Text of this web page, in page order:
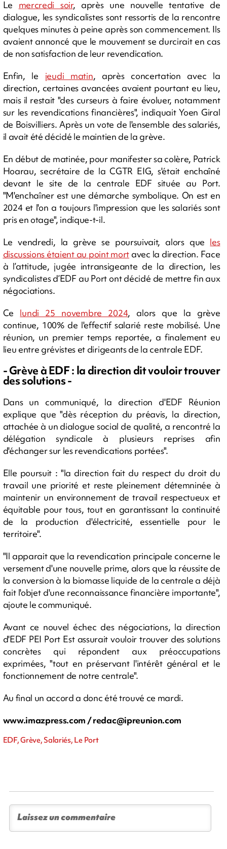
Le mercredi soir, après une nouvelle tentative de
dialogue, les syndicalistes sont ressortis de la rencontre
quelques minutes à peine après son commencement. Ils
avaient annoncé que le mouvement se durcirait en cas
de non satisfaction de leur revendication.
Enfin, le jeudi matin, après concertation avec la
direction, certaines avancées avaient pourtant eu lieu,
mais il restait "des curseurs à faire évoluer, notamment
sur les revendications financières", indiquait Yoen Giral
de Boisvilliers. Après un vote de l'ensemble des salariés,
il avait été décidé le maintien de la grève.
En début de matinée, pour manifester sa colère, Patrick
Hoarau, secrétaire de la CGTR EIG, s'était enchaîné
devant le site de la centrale EDF située au Port.
"M'enchaîner est une démarche symbolique. On est en
2024 et l'on a toujours l'impression que les salariés sont
pris en otage", indique-t-il.
Le vendredi, la grève se poursuivait, alors que les
discussions étaient au point mort avec la direction. Face
à l’attitude, jugée intransigeante de la direction, les
syndicalistes d’EDF au Port ont décidé de mettre fin aux
négociations.
Ce lundi 25 novembre 2024, alors que la grève
continue, 100% de l'effectif salarié reste mobilisé. Une
réunion, un premier temps reportée, a finalement eu
lieu entre grévistes et dirigeants de la centrale EDF.
- Grève à EDF : la direction dit vouloir trouver
des solutions -
Dans un communiqué, la direction d'EDF Réunion
explique que "dès réception du préavis, la direction,
attachée à un dialogue social de qualité, a rencontré la
délégation syndicale à plusieurs reprises afin
d'échanger sur les revendications portées".
Elle poursuit : "la direction fait du respect du droit du
travail une priorité et reste pleinement détemninée à
maintenir un environnement de travail respectueux et
équitable pour tous, tout en garantissant la continuité
de la production d'électricité, essentielle pour le
territoire".
"Il apparait que la revendication principale concerne le
versement d'une nouvelle prime, alors que la réussite de
la conversion à la biomasse liquide de la centrale a déjà
fait l'objet d'une reconnaissance financière importante",
ajoute le communiqué.
Avant ce nouvel échec des négociations, la direction
d'EDF PEI Port Est assurait vouloir trouver des solutions
concrètes qui répondent aux préoccupations
exprimées, "tout en préservant l'intérêt général et le
fonctionnement de notre centrale".
Au final un accord a donc été trouvé ce mardi.
www.imazpress.com /redac@ipreunion.com
EDF, Grève, Salariés, Le Port